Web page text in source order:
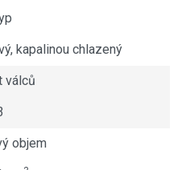
kapalinou chlazený
válců
objem